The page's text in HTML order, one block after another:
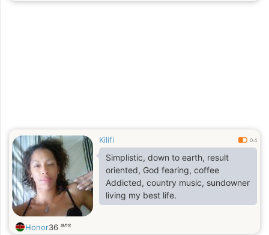
Kilifi 0.4
Simplistic, down to earth, result
oriented, God fearing, coffee
Addicted, country music, sundowner
living my best life.
Honor36 ans